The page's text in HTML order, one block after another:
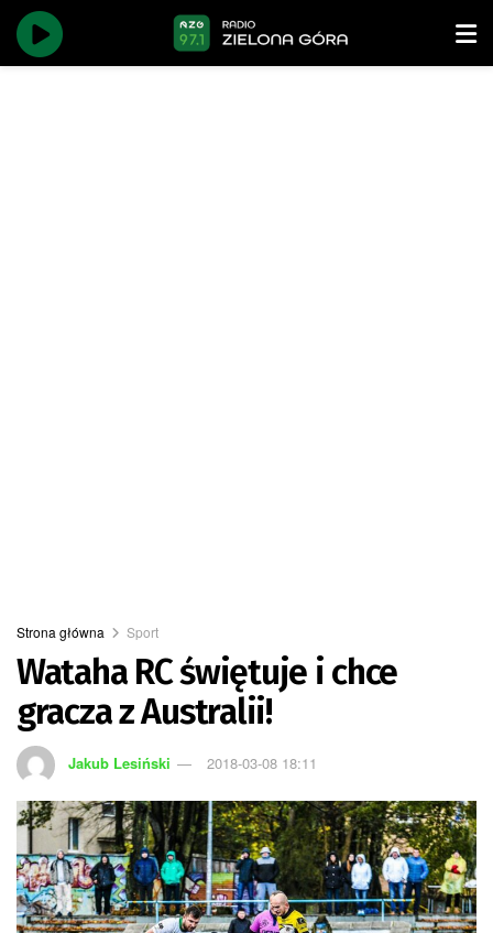
Strona główna Sport
Wataha RC świętuje i chce
gracza z Australii!
Jakub Lesiński 2018-03-08 18:11